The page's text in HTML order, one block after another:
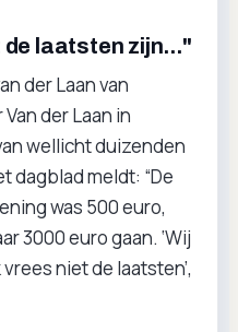
de laatsten zijn..."
der Laan van
der Laan in
wellicht duizenden
dagblad meldt: “De
was 500 euro,
3000 euro gaan. ‘Wij
niet de laatsten’,